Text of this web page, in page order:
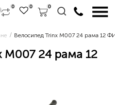
0 0 0
Велосипед Trinx M007 24 рама 12
M007 24 рама 12